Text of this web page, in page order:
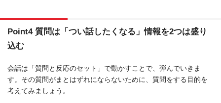
Point4 質問は「つい話したくなる」情報を2つは盛り
込む
会話は「質問と反応のセット」で動かすことで、弾んでいきま
す。その質問がまとはずれにならないために、質問をする目的を
考えてみましょう。